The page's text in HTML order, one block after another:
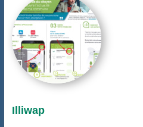
Illiwap